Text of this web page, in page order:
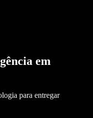
em
para entregar